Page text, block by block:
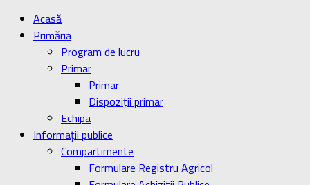
Acasă
Primăria
Program de lucru
Primar
Primar
Dispoziţii primar
Echipa
Informaţii publice
Compartimente
Formulare Registru Agricol